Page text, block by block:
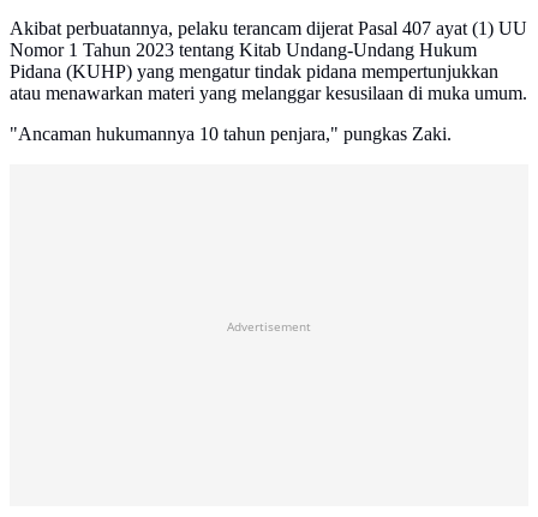
Akibat perbuatannya, pelaku terancam dijerat Pasal 407 ayat (1) UU
Nomor 1 Tahun 2023 tentang Kitab Undang-Undang Hukum
Pidana (KUHP) yang mengatur tindak pidana mempertunjukkan
atau menawarkan materi yang melanggar kesusilaan di muka umum.
"Ancaman hukumannya 10 tahun penjara," pungkas Zaki.
Advertisement